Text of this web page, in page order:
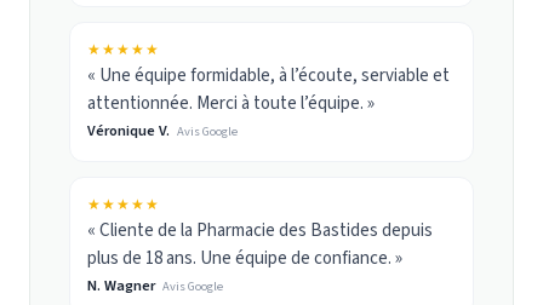
★★★★★
« Une équipe formidable, à l’écoute, serviable et
attentionnée. Merci à toute l’équipe. »
Véronique V. Avis Google
★★★★★
« Cliente de la Pharmacie des Bastides depuis
plus de 18 ans. Une équipe de confiance. »
N. Wagner Avis Google